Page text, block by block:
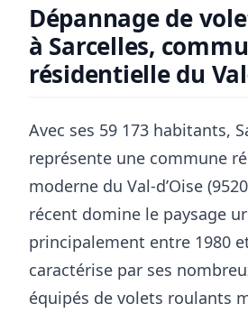
Dépannage de
à Sarcelles,
résidentielle du
Avec ses 59 173 habitants,
représente une commune
moderne du Val-d’Oise
récent domine le paysage
principalement entre 1980
caractérise par ses
équipés de volets roulants